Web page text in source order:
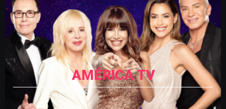
AMÉRICA TV